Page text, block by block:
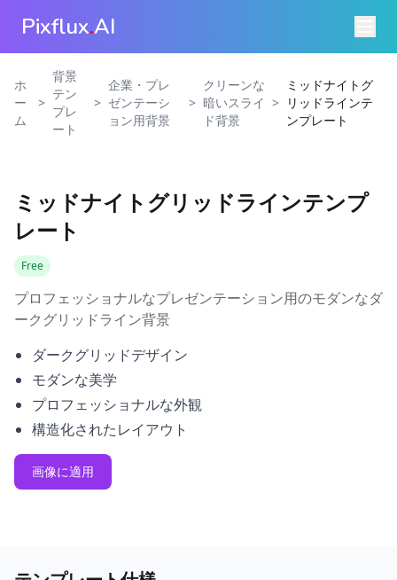
Pixflux.AI
ホ
ー
ム
>
背景
テン
プレ
ート
>
企業・プレ
ゼンテーシ
ョン用背景
>
クリーンな
暗いスライ
ド背景
>
ミッドナイトグ
リッドラインテ
ンプレート
ミッドナイトグリッドラインテンプ
レート
Free
プロフェッショナルなプレゼンテーション用のモダンなダ
ークグリッドライン背景
ダークグリッドデザイン
モダンな美学
プロフェッショナルな外観
構造化されたレイアウト
画像に適用